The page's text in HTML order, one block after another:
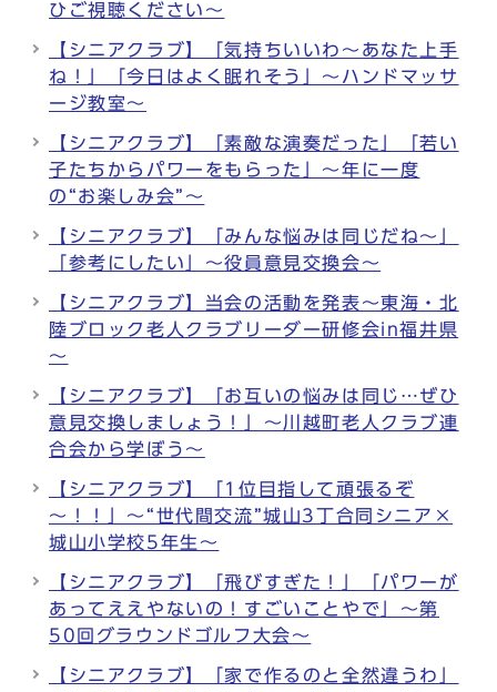
ひご視聴ください～
【シニアクラブ】「気持ちいいわ～あなた上手
ね！」「今日はよく眠れそう」～ハンドマッサ
ージ教室～
【シニアクラブ】「素敵な演奏だった」「若い
子たちからパワーをもらった」～年に一度
の“お楽しみ会”～
【シニアクラブ】「みんな悩みは同じだね～」
「参考にしたい」～役員意見交換会～
【シニアクラブ】当会の活動を発表～東海・北
陸ブロック老人クラブリーダー研修会in福井県
～
【シニアクラブ】「お互いの悩みは同じ…ぜひ
意見交換しましょう！」～川越町老人クラブ連
合会から学ぼう～
【シニアクラブ】「1位目指して頑張るぞ
～！！」～“世代間交流”城山3丁合同シニア×
城山小学校5年生～
【シニアクラブ】「飛びすぎた！」「パワーが
あってええやないの！すごいことやで」～第
50回グラウンドゴルフ大会～
【シニアクラブ】「家で作るのと全然違うわ」